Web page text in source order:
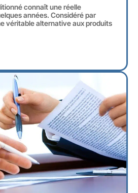
connaît une réelle
années. Considéré par
véritable alternative aux produits